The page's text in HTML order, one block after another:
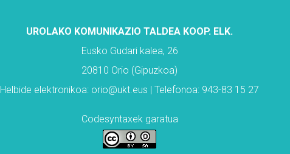
UROLAKO KOMUNIKAZIO TALDEA KOOP. ELK.
Eusko Gudari kalea, 26
20810 Orio (Gipuzkoa)
Helbide elektronikoa: orio@ukt.eus | Telefonoa: 943-83 15 27
Codesyntaxek garatua